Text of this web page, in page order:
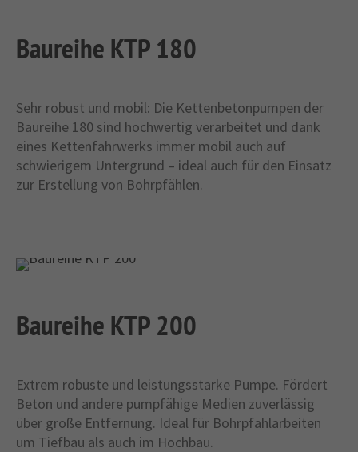
Baureihe KTP 180
Sehr robust und mobil: Die Kettenbetonpumpen der
Baureihe 180 sind hochwertig verarbeitet und dank
eines Kettenfahrwerks immer mobil auch auf
schwierigem Untergrund – ideal auch für den Einsatz
zur Erstellung von Bohrpfählen.
Baureihe KTP 200
Extrem robuste und leistungsstarke Pumpe. Fördert
Beton und andere pumpfähige Medien zuverlässig
über große Entfernung. Ideal für Bohrpfahlarbeiten
um Tiefbau als auch im Hochbau.